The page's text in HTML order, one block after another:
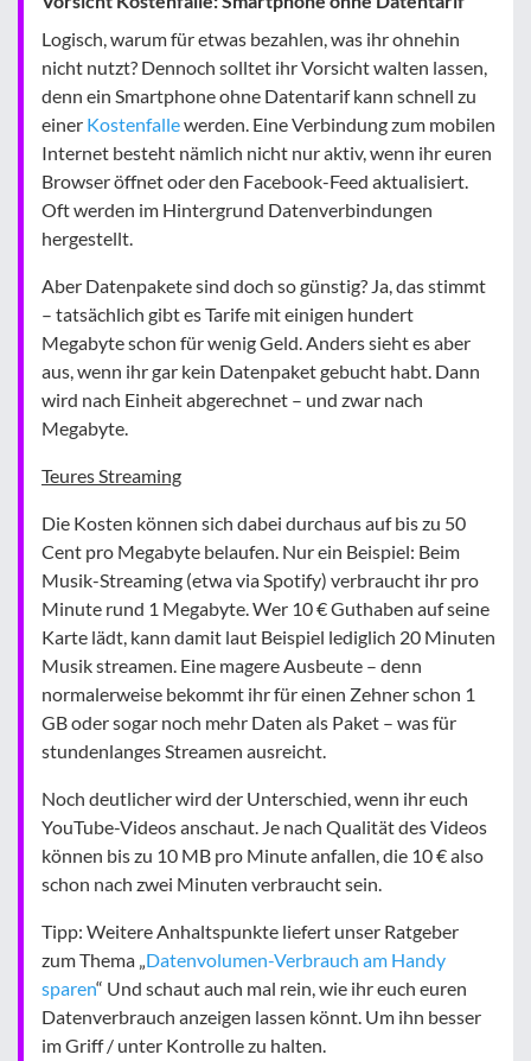
Logisch, warum für etwas bezahlen, was ihr ohnehin
nicht nutzt? Dennoch solltet ihr Vorsicht walten lassen,
denn ein Smartphone ohne Datentarif kann schnell zu
einer Kostenfallewerden. Eine Verbindung zum mobilen
Internet besteht nämlich nicht nur aktiv, wenn ihr euren
Browser öffnet oder den Facebook-Feed aktualisiert.
Oft werden im Hintergrund Datenverbindungen
hergestellt.
Aber Datenpakete sind doch so günstig? Ja, das stimmt
– tatsächlich gibt es Tarife mit einigen hundert
Megabyte schon für wenig Geld. Anders sieht es aber
aus, wenn ihr gar kein Datenpaket gebucht habt. Dann
wird nach Einheit abgerechnet – und zwar nach
Megabyte.
Teures Streaming
Die Kosten können sich dabei durchaus auf bis zu 50
Cent pro Megabyte belaufen. Nur ein Beispiel: Beim
Musik-Streaming (etwa via Spotify) verbraucht ihr pro
Minute rund 1 Megabyte. Wer 10 € Guthaben auf seine
Karte lädt, kann damit laut Beispiel lediglich 20 Minuten
Musik streamen. Eine magere Ausbeute – denn
normalerweise bekommt ihr für einen Zehner schon 1
GB oder sogar noch mehr Daten als Paket – was für
stundenlanges Streamen ausreicht.
Noch deutlicher wird der Unterschied, wenn ihr euch
YouTube-Videos anschaut. Je nach Qualität des Videos
können bis zu 10 MB pro Minute anfallen, die 10 € also
schon nach zwei Minuten verbraucht sein.
Tipp: Weitere Anhaltspunkte liefert unser Ratgeber
zum Thema „Datenvolumen-Verbrauch am Handy
sparen“ Und schaut auch mal rein, wie ihr euch euren
Datenverbrauch anzeigen lassen könnt. Um ihn besser
im Griff / unter Kontrolle zu halten.